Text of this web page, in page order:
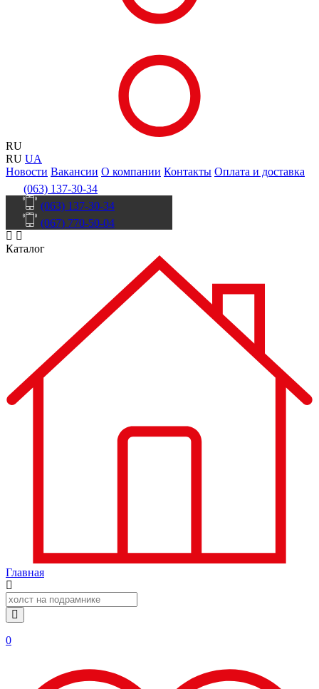
RU
RU UA
Новости Вакансии О компании Контакты Оплата и доставка
(063) 137-30-34
(063) 137-30-34
(067) 770-50-04
Каталог
Главная
0